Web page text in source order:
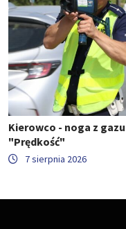
Kierowco - noga z
"Prędkość"
7 sierpnia 2026